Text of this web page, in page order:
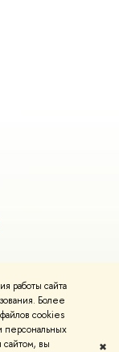
работы сайта
Более
cookies
персональных
сайтом, вы ✖